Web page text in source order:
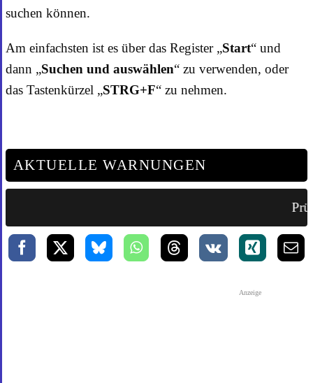
suchen können.
Am einfachsten ist es über das Register „Start“ und
dann „Suchen und auswählen“ zu verwenden, oder
das Tastenkürzel „STRG+F“ zu nehmen.
AKTUELLE WARNUNGEN
Anzeige